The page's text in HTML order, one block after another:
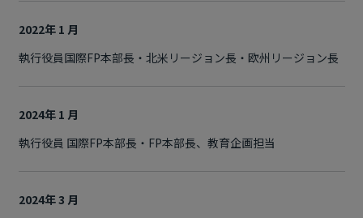
2022年 1 月
執行役員国際FP本部長・北米リージョン長・欧州リージョン長
2024年 1 月
執行役員 国際FP本部長・FP本部長、教育企画担当
2024年 3 月